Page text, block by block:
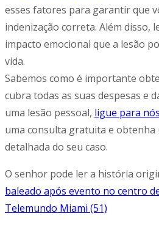
esses fatores para garantir que
indenização correta. Além disso,
impacto emocional que a lesão
vida.
Sabemos como é importante
cubra todas as suas despesas e
uma lesão pessoal, ligue para
uma consulta gratuita e obtenha
detalhada do seu caso.
O senhor pode ler a história
baleado após evento no centro
Telemundo Miami (51)